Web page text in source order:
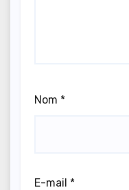
Nom *
E-mail *